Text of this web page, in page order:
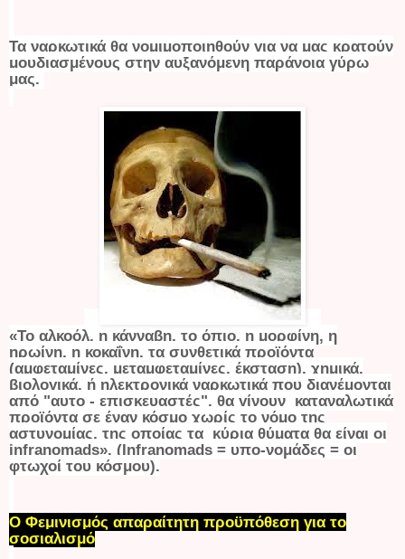
Τα ναρκωτικά θα νομιμοποιηθούν για να μας κρατούν
μουδιασμένους στην αυξανόμενη παράνοια γύρω
μας.
«Το αλκοόλ, η κάνναβη, το όπιο, η μορφίνη, η
ηρωίνη, η κοκαΐνη, τα συνθετικά προϊόντα
(αμφεταμίνες, μεταμφεταμίνες, έκσταση), χημικά,
βιολογικά, ή ηλεκτρονικά ναρκωτικά που διανέμονται
από "αυτο - επισκευαστές", θα γίνουν καταναλωτικά
προϊόντα σε έναν κόσμο χωρίς το νόμο της
αστυνομίας, της οποίας τα κύρια θύματα θα είναι οι
infranomads». (Infranomads = υπο-νομάδες = οι
φτωχοί του κόσμου).
Ο Φεμινισμός απαραίτητη προϋπόθεση για το
σοσιαλισμό